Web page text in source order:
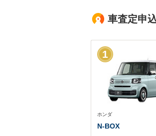
車査定申
ホンダ
N-BOX
1